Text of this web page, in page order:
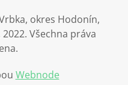
okres Hodonín,
Všechna práva
Webnode